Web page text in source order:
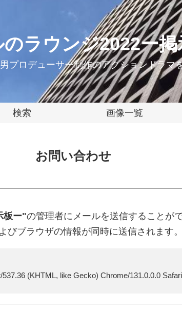
ラウンジ2022ー掲
プロデューサー制作のアクションドラマ
検索 画像一覧
お問い合わせ
板ー"の管理者にメールを送信することがで
ブラウザの情報が同時に送信されます。
(KHTML, like Gecko) Chrome/131.0.0.0